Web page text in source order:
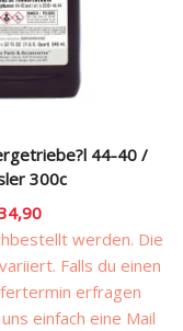
44-40 /
300c
werden. Die
Falls du einen
erfragen
einfach eine Mail